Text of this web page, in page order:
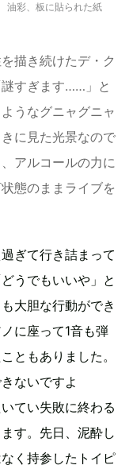
油彩、板に貼られた紙
描き続けたデ・ク
すぎます……」と
うなグニャグニャ
に見た光景なので
アルコールの力に
態のままライブを
ぎて行き詰まって
うでもいいや」と
大胆な行動ができ
に座って1音も弾
ともありました。
ないですよ
てい失敗に終わる
す。先日、泥酔し
く持参したトイピ